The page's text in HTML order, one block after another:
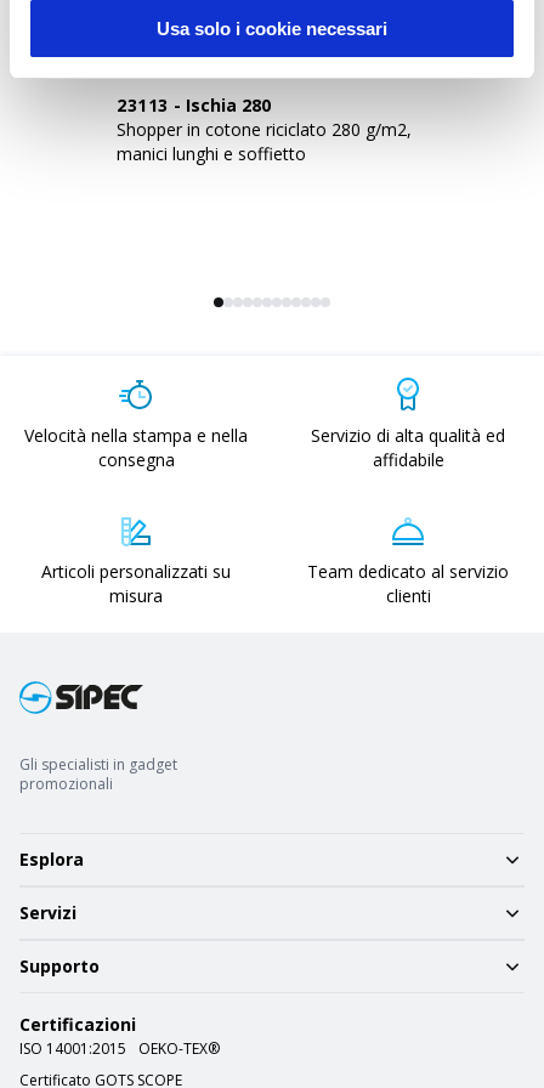
Usa solo i cookie necessari
23113 - Ischia 280
Shopper in cotone riciclato 280 g/m2,
manici lunghi e soffietto
Velocità nella stampa e nella
consegna
Servizio di alta qualità ed
affidabile
Articoli personalizzati su
misura
Team dedicato al servizio
clienti
Gli specialisti in gadget
promozionali
Esplora
Servizi
Supporto
Certificazioni
ISO 14001:2015
OEKO-TEX®
Certificato GOTS SCOPE